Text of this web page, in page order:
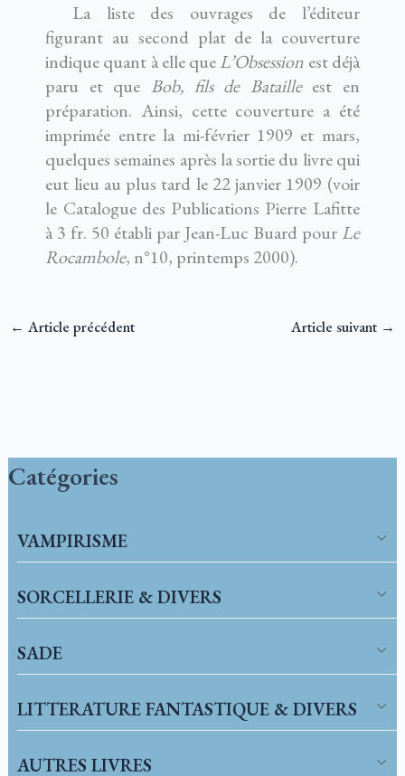
Catégories
VAMPIRISME
SORCELLERIE & DIVERS
SADE
LITTERATURE FANTASTIQUE & DIVERS
AUTRES LIVRES
La liste des ouvrages de l’éditeur
figurant au second plat de la couverture
indique quant à elle queL’Obsession est déjà
paru et que Bob, fils de Batailleest en
préparation. Ainsi, cette couverture a été
imprimée entre la mi-février 1909 et mars,
quelques semaines après la sortie du livre qui
eut lieu au plus tard le 22 janvier 1909 (voir
le Catalogue des Publications Pierre Lafitte
à 3 fr. 50 établi par Jean-Luc Buard pour Le
Rocambole, n°10, printemps 2000).
← Article précédent Article suivant →